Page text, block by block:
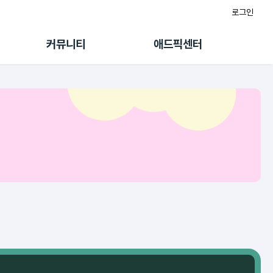
로그인
커뮤니티 애드픽센터
랭킹
초대보너스
수익 Live
멤버십 센터
마이도메인